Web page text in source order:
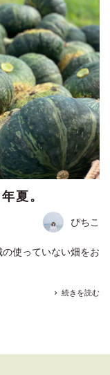
夏。
ぴちこ
使っていない畑をお
続きを読む